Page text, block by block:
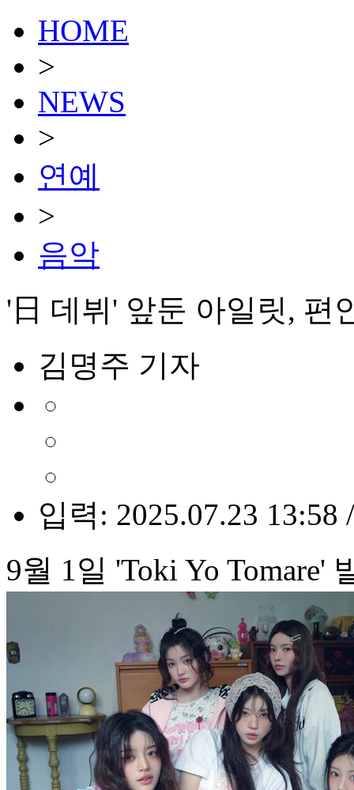
HOME
>
NEWS
>
연예
>
음악
'日 데뷔' 앞둔 아일릿, 편
김명주 기자
입력: 2025.07.23 13:58
9월 1일 'Toki Yo